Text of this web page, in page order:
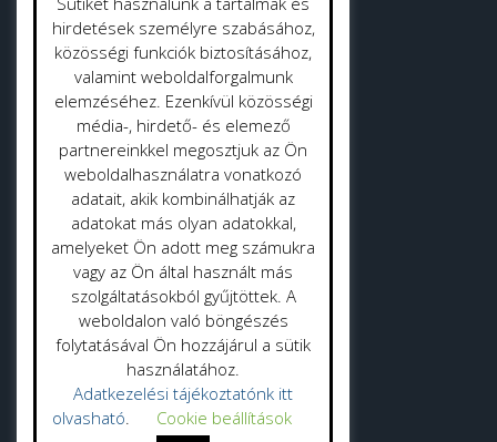
Strandok
Közterület tisztítás
Gyepmester
Vásrácsarnok
Adatvédelmi politika
Adatkezelési tájékoztató
hirdetések személyre szabásához,
közösségi funkciók biztosításához,
valamint weboldalforgalmunk
elemzéséhez. Ezenkívül közösségi
média-, hirdető- és elemező
partnereinkkel megosztjuk az Ön
weboldalhasználatra vonatkozó
adatait, akik kombinálhatják az
adatokat más olyan adatokkal,
amelyeket Ön adott meg számukra
vagy az Ön által használt más
szolgáltatásokból gyűjtöttek. A
weboldalon való böngészés
folytatásával Ön hozzájárul a sütik
használatához.
Adatkezelési tájékoztatónk itt
olvasható. Cookie beállítások